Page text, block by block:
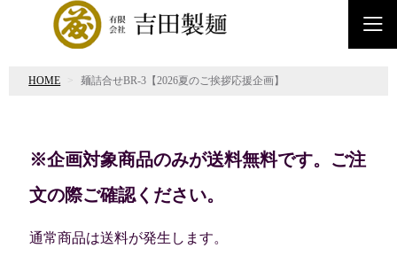
HOME 麺詰合せBR-3【2026夏のご挨拶応援企画】
※企画対象商品のみが送料無料です。ご注
文の際ご確認ください。
通常商品は送料が発生します。